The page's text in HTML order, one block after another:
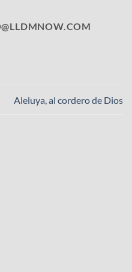
Aleluya, al cordero de Dios